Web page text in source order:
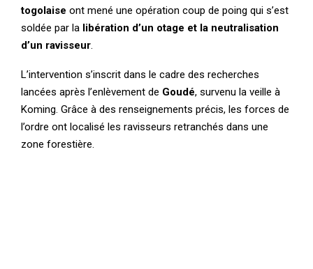
togolaise ont mené une opération coup de poing qui s’est
soldée par la libération d’un otage et la neutralisation
d’un ravisseur
L’intervention s’inscrit dans le cadre des recherches
lancées après l’enlèvement de Goudé, survenu la veille à
Koming. Grâce à des renseignements précis, les forces de
l’ordre ont localisé les ravisseurs retranchés dans une
zone forestière.